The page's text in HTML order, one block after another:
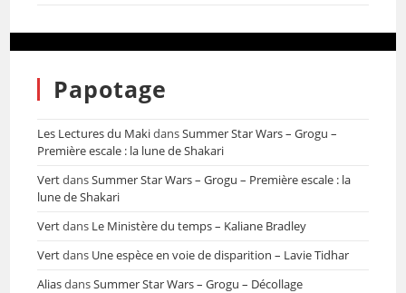
Papotage
Les Lectures du MakidansSummer Star Wars – Grogu –
Première escale : la lune de Shakari
VertdansSummer Star Wars – Grogu – Première escale : la
lune de Shakari
Vertdans Le Ministère du temps – Kaliane Bradley
Vertdans Une espèce en voie de disparition – Lavie Tidhar
AliasdansSummer Star Wars – Grogu – Décollage